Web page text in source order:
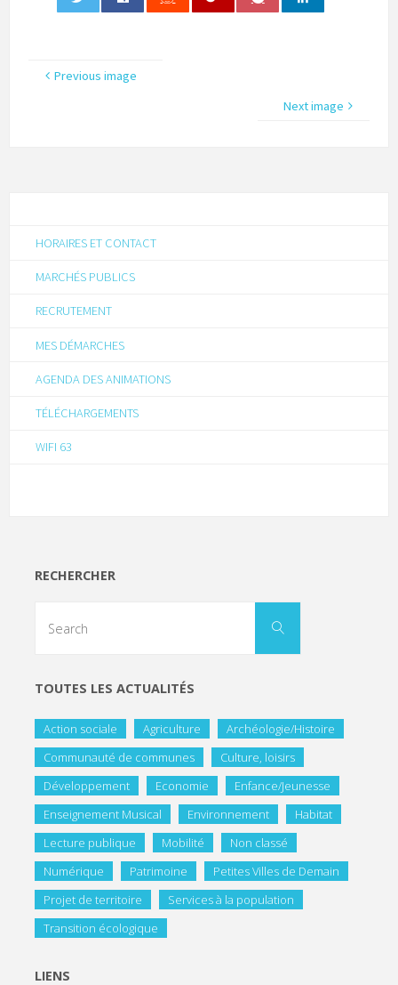
Previous image
Next image
HORAIRES ET CONTACT
MARCHÉS PUBLICS
RECRUTEMENT
MES DÉMARCHES
AGENDA DES ANIMATIONS
TÉLÉCHARGEMENTS
WIFI 63
RECHERCHER
TOUTES LES ACTUALITÉS
Action sociale Agriculture
Archéologie/Histoire
Communauté de communes
Culture, loisirs
Développement
Economie
Enfance/Jeunesse
Enseignement Musical
Environnement
Habitat
Lecture publique
Mobilité
Non classé
Numérique
Patrimoine
Petites Villes de Demain
Projet de territoire
Services à la population
Transition écologique
LIENS